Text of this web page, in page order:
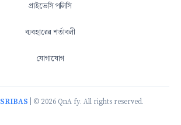
প্রাইভেসি পলিসি
ব্যবহারের শর্তাবলী
যোগাযোগ
SRIBAS | © 2026 QnA fy. All rights reserved.